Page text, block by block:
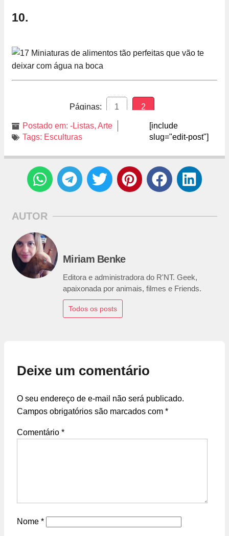
10.
Páginas: 1 2
Postado em: -Listas, Arte
Tags: Esculturas
[include
slug="edit-post"]
AUTOR
Miriam Benke
Editora e administradora do R'NT. Geek,
apaixonada por animais, filmes e Friends.
Todos os posts
Deixe um comentário
O seu endereço de e-mail não será publicado.
Campos obrigatórios são marcados com *
Comentário *
Nome *